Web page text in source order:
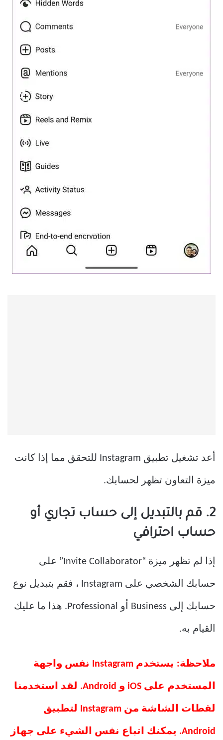
أعد تشغيل تطبيق Instagram للتحقق مما إذا كانت
ميزة التعاون تظهر لحسابك.
2. قم بالتبديل إلى حساب تجاري أو
حساب احترافي
إذا لم تظهر ميزة “Invite Collaborator” على
حسابك الشخصي على Instagram ، فقم بتبديل نوع
حسابك إلى Business أو Professional. هذا ما عليك
القيام به.
ملاحظة: يستخدم Instagram نفس واجهة
المستخدم على iOS و Android. لقد استخدمنا
لقطات الشاشة من Instagram لتطبيق
Android. يمكنك اتباع نفس الشيء على جهاز